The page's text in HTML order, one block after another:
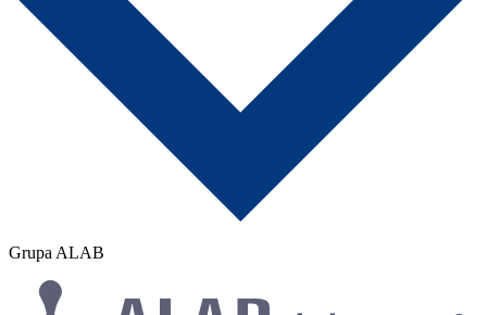
Grupa ALAB